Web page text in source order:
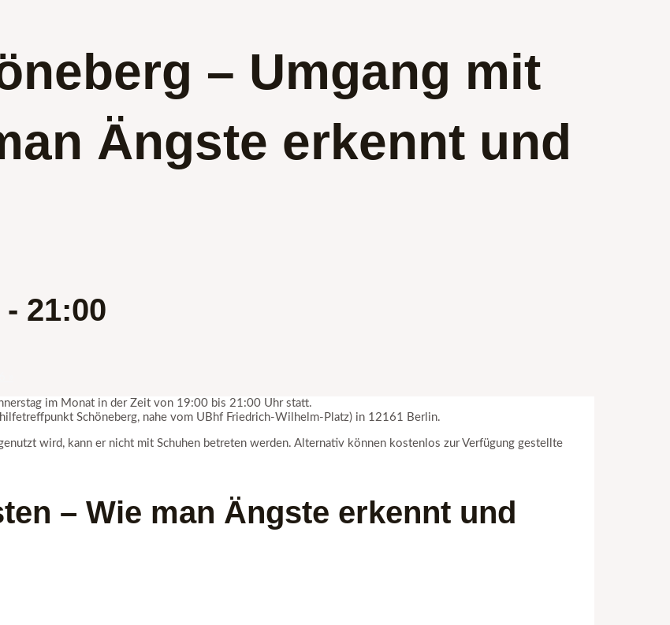
– Umgang mit
Ängste erkennt und
- 21:00
im Monat in der Zeit von 19:00 bis 21:00 Uhr statt.
Schöneberg, nahe vom UBhf Friedrich-Wilhelm-Platz) in 12161 Berlin.
wird, kann er nicht mit Schuhen betreten werden. Alternativ können kostenlos zur Verfügung gestellte
– Wie man Ängste erkennt und